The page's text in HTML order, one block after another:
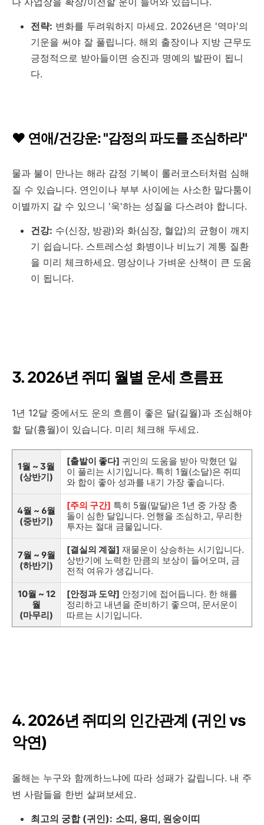
전략: 변화를 두려워하지 마세요. 2026년은 '역마'의
기운을 써야 잘 풀립니다. 해외 출장이나 지방 근무도
긍정적으로 받아들이면 승진과 명예의 발판이 됩니
다.
❤️ 연애/건강운: "감정의 파도를 조심하라"
물과 불이 만나는 해라 감정 기복이 롤러코스터처럼 심해
질 수 있습니다. 연인이나 부부 사이에는 사소한 말다툼이
이별까지 갈 수 있으니 '욱'하는 성질을 다스려야 합니다.
건강: 수(신장, 방광)와 화(심장, 혈압)의 균형이 깨지
기 쉽습니다. 스트레스성 화병이나 비뇨기 계통 질환
을 미리 체크하세요. 명상이나 가벼운 산책이 큰 도움
이 됩니다.
3. 2026년 쥐띠 월별 운세 흐름표
1년 12달 중에서도 운의 흐름이 좋은 달(길월)과 조심해야
할 달(흉월)이 있습니다. 미리 체크해 두세요.
1월 ~ 3월
(상반기)
[출발이 좋다] 귀인의 도움을 받아 막혔던 일
이 풀리는 시기입니다. 특히 1월(소달)은 쥐띠
와 합이 좋아 성과를 내기 가장 좋습니다.
4월 ~ 6월
(중반기)
[주의 구간] 특히 5월(말달)은 1년 중 가장 충
돌이 심한 달입니다. 언행을 조심하고, 무리한
투자는 절대 금물입니다.
7월 ~ 9월
(하반기)
[결실의 계절] 재물운이 상승하는 시기입니다.
상반기에 노력한 만큼의 보상이 들어오며, 금
전적 여유가 생깁니다.
10월 ~ 12
월
(마무리)
[안정과 도약] 안정기에 접어듭니다. 한 해를
정리하고 내년을 준비하기 좋으며, 문서운이
따르는 시기입니다.
4. 2026년 쥐띠의 인간관계 (귀인 vs
악연)
올해는 누구와 함께하느냐에 따라 성패가 갈립니다. 내 주
변 사람들을 한번 살펴보세요.
최고의 궁합 (귀인): 소띠, 용띠, 원숭이띠